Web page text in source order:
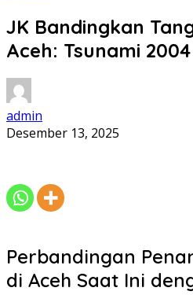
JK Bandingkan
Aceh: Tsunami
admin
Desember 13, 2025
Perbandingan
di Aceh Saat Ini